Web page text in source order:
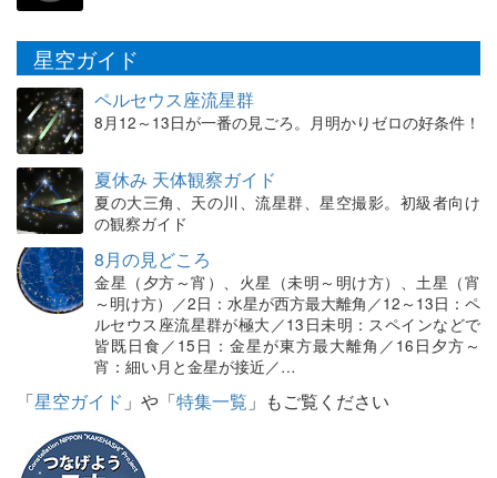
星空ガイド
ペルセウス座流星群
8月12～13日が一番の見ごろ。月明かりゼロの好条件！
夏休み 天体観察ガイド
夏の大三角、天の川、流星群、星空撮影。初級者向け
の観察ガイド
8月の見どころ
金星（夕方～宵）、火星（未明～明け方）、土星（宵
～明け方）／2日：水星が西方最大離角／12～13日：ペ
ルセウス座流星群が極大／13日未明：スペインなどで
皆既日食／15日：金星が東方最大離角／16日夕方～
宵：細い月と金星が接近／…
「星空ガイド 」や「特集一覧 」もご覧ください